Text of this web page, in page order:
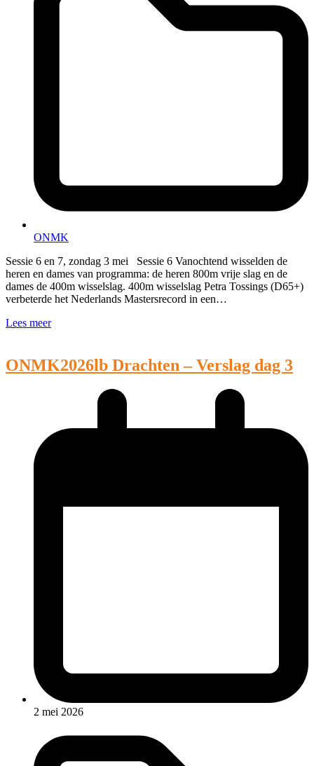
ONMK
Sessie 6 en 7, zondag 3 mei Sessie 6 Vanochtend wisselden de
heren en dames van programma: de heren 800m vrije slag en de
dames de 400m wisselslag. 400m wisselslag Petra Tossings (D65+)
verbeterde het Nederlands Mastersrecord in een…
Lees meer
ONMK2026lb Drachten – Verslag dag 3
2 mei 2026